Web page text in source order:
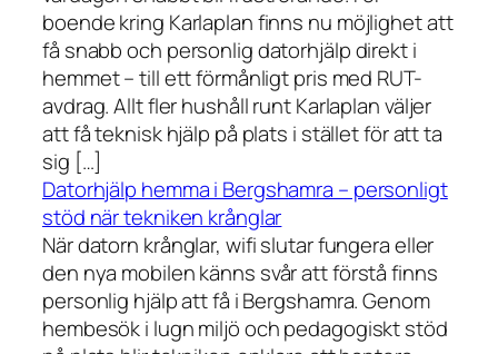
boende kring Karlaplan finns nu möjlighet att
få snabb och personlig datorhjälp direkt i
hemmet – till ett förmånligt pris med RUT-
avdrag. Allt fler hushåll runt Karlaplan väljer
att få teknisk hjälp på plats i stället för att ta
sig […]
Datorhjälp hemma i Bergshamra – personligt
stöd när tekniken krånglar
När datorn krånglar, wifi slutar fungera eller
den nya mobilen känns svår att förstå finns
personlig hjälp att få i Bergshamra. Genom
hembesök i lugn miljö och pedagogiskt stöd